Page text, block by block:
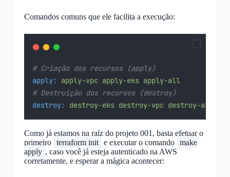
Comandos comuns que ele facilita a execução:
# Criação dos recursos (apply)
apply:
apply-vpc apply-eks apply-all
# Destruição dos recursos (destroy)
destroy:
destroy-eks destroy-vpc destroy-all
Como já estamos na raíz do projeto 001, basta efetuar o
primeiro terraform init e executar o comando make
apply , caso você já esteja autenticado na AWS
corretamente, e esperar a mágica acontecer: